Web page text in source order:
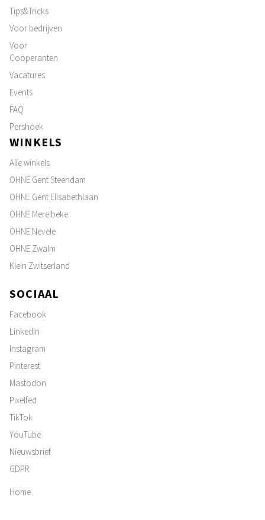
Tips&Tricks
Voor bedrijven
Voor
Coöperanten
Vacatures
Events
FAQ
Pershoek
WINKELS
Alle winkels
OHNE Gent Steendam
OHNE Gent Elisabethlaan
OHNE Merelbeke
OHNE Nevele
OHNE Zwalm
Klein Zwitserland
SOCIAAL
Facebook
LinkedIn
Instagram
Pinterest
Mastodon
Pixelfed
TikTok
YouTube
Nieuwsbrief
GDPR
Home